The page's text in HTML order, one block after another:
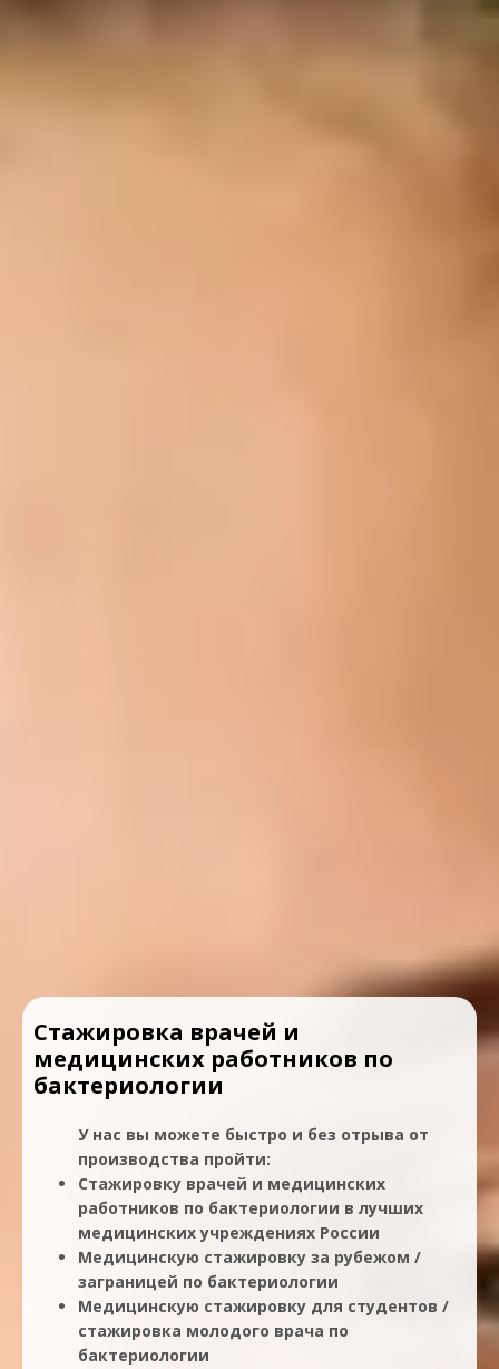
Стажировка врачей и
медицинских работников по
бактериологии
У нас вы можете быстро и без отрыва от
производства пройти:
Стажировку врачей и медицинских
работников по бактериологии в лучших
медицинских учреждениях России
Медицинскую стажировку за рубежом /
заграницей по бактериологии
Медицинскую стажировку для студентов /
стажировка молодого врача по
бактериологии